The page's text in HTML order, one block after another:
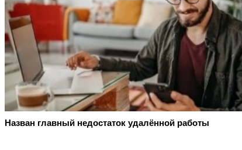
Назван главный недостаток удалённой работы